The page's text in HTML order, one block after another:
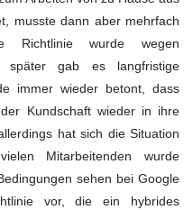
musste dann aber mehrfach
Richtlinie wurde wegen
später gab es langfristige
immer wieder betont, dass
Kundschaft wieder in ihre
hat sich die Situation
Mitarbeitenden wurde
sehen bei Google
vor, die ein hybrides